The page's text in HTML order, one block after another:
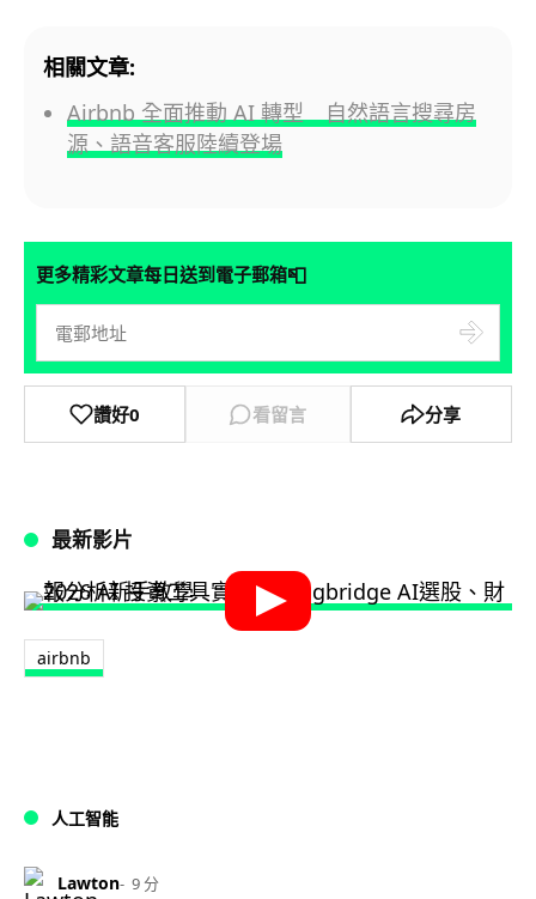
相關文章:
Airbnb 全面推動 AI 轉型 自然語言搜尋房
源、語音客服陸續登場
更多精彩文章每日送到電子郵箱📮
讚好0 看留言 分享
最新影片
airbnb
人工智能
Lawton 9 分